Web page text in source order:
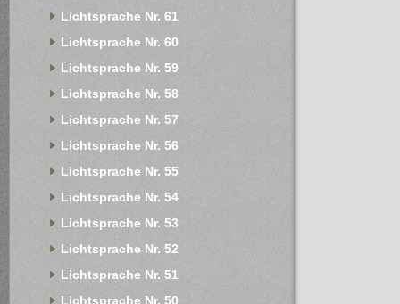
Lichtsprache Nr. 61
Lichtsprache Nr. 60
Lichtsprache Nr. 59
Lichtsprache Nr. 58
Lichtsprache Nr. 57
Lichtsprache Nr. 56
Lichtsprache Nr. 55
Lichtsprache Nr. 54
Lichtsprache Nr. 53
Lichtsprache Nr. 52
Lichtsprache Nr. 51
Lichtsprache Nr. 50